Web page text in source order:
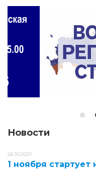
Новости
26.10.2021
1 ноября